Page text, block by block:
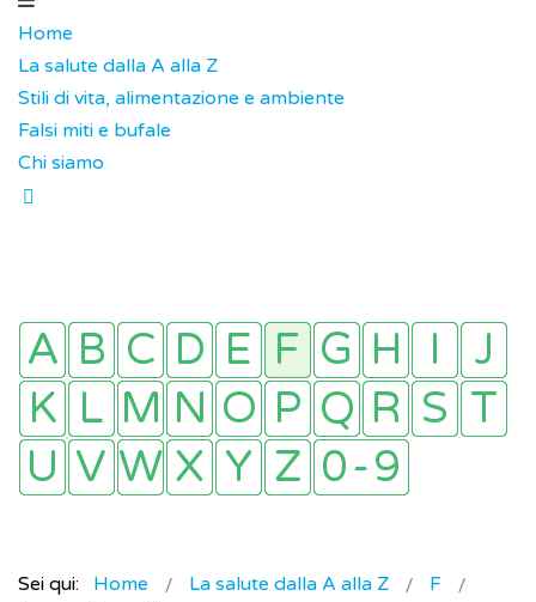
Home
La salute dalla A alla Z
Stili di vita, alimentazione e ambiente
Falsi miti e bufale
Chi siamo
Sei qui: Home La salute dalla A alla Z
F